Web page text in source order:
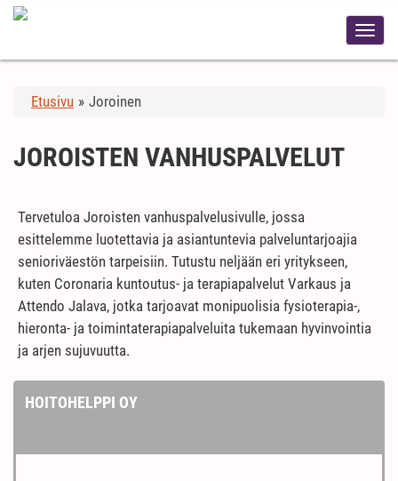
Etusivu » Joroinen
JOROISTEN VANHUSPALVELUT
Tervetuloa Joroisten vanhuspalvelusivulle, jossa
esittelemme luotettavia ja asiantuntevia palveluntarjoajia
senioriväestön tarpeisiin. Tutustu neljään eri yritykseen,
kuten Coronaria kuntoutus- ja terapiapalvelut Varkaus ja
Attendo Jalava, jotka tarjoavat monipuolisia fysioterapia-,
hieronta- ja toimintaterapiapalveluita tukemaan hyvinvointia
ja arjen sujuvuutta.
HOITOHELPPI OY